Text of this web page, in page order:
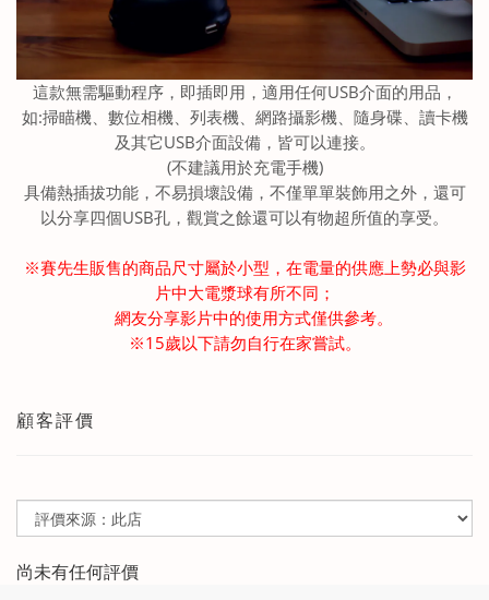
這款無需驅動程序，即插即用，適用任何USB介面的用品，
如:掃瞄機、數位相機、列表機、網路攝影機、隨身碟、讀卡機
及其它USB介面設備，皆可以連接。
(不建議用於充電手機)
具備熱插拔功能，不易損壞設備，不僅單單裝飾用之外，還可
以分享四個USB孔，觀賞之餘還可以有物超所值的享受。
※賽先生販售的商品尺寸屬於小型，在電量的供應上勢必與影
片中大電漿球有所不同；
網友分享影片中的使用方式僅供參考。
※15歲以下請勿自行在家嘗試。
顧客評價
尚未有任何評價